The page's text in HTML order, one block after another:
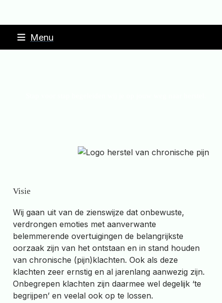
Menu
Visie
Wij gaan uit van de zienswijze dat onbewuste,
verdrongen emoties met aanverwante
belemmerende overtuigingen de belangrijkste
oorzaak zijn van het ontstaan en in stand houden
van chronische (pijn)klachten. Ook als deze
klachten zeer ernstig en al jarenlang aanwezig zijn.
Onbegrepen klachten zijn daarmee wel degelijk ‘te
begrijpen’ en veelal ook op te lossen.